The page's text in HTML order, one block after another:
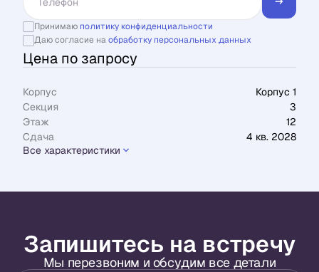
Принимаю политику конфиденциальности
Даю согласие наобработку персональных данных
Цена по запросу
Корпус
Корпус 1
Секция
3
Этаж
12
Сдача
4 кв. 2028
Все характеристики
Запишитесь на встречу
Мы перезвоним и обсудим все детали